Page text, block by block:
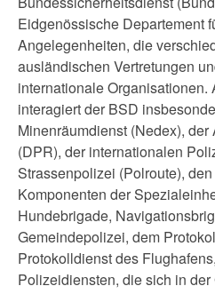
Eidgenössische Departement
Angelegenheiten, die
ausländischen Vertretungen
internationale Organisationen.
interagiert der BSD
Minenräumdienst (Nedex),
(DPR), der internationalen
Strassenpolizei (Polroute),
Komponenten der
Hundebrigade,
Gemeindepolizei, dem
Protokolldienst des
Polizeidiensten, die sich in